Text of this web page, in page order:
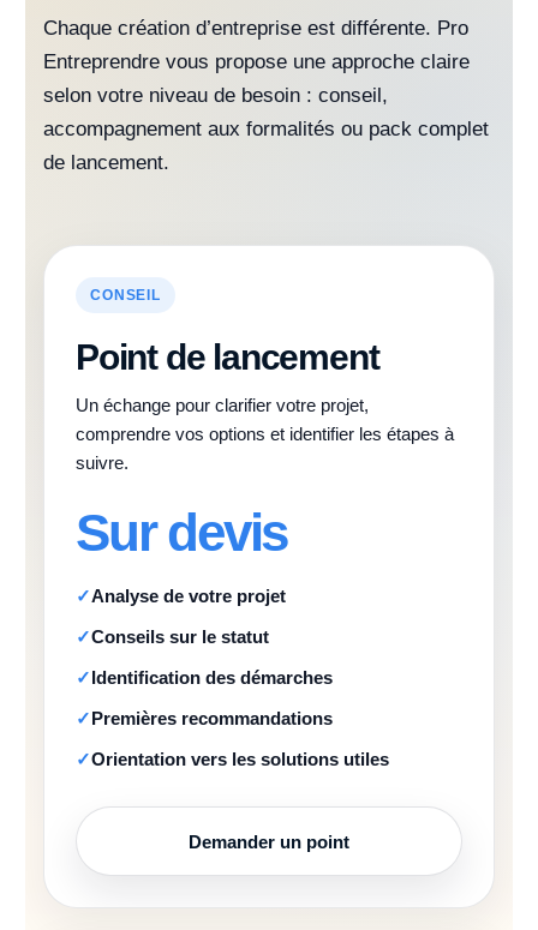
Chaque création d’entreprise est différente. Pro
Entreprendre vous propose une approche claire
selon votre niveau de besoin : conseil,
accompagnement aux formalités ou pack complet
de lancement.
CONSEIL
Point de lancement
Un échange pour clarifier votre projet,
comprendre vos options et identifier les étapes à
suivre.
Sur devis
Analyse de votre projet
Conseils sur le statut
Identification des démarches
Premières recommandations
Orientation vers les solutions utiles
Demander un point